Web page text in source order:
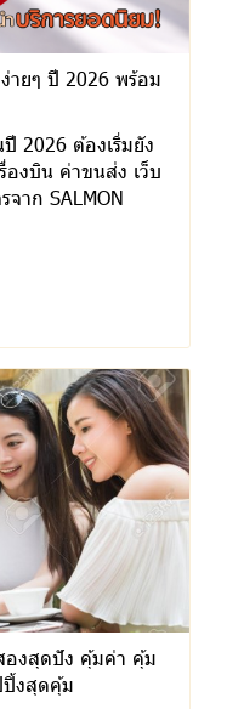
ยๆ ปี 2026 พร้อม
2026 ต้องเริ่มยัง
องบิน ค่าขนส่ง เว็บ
าก SALMON
งสุดปัง คุ้มค่า คุ้ม
ปิ้งสุดคุ้ม